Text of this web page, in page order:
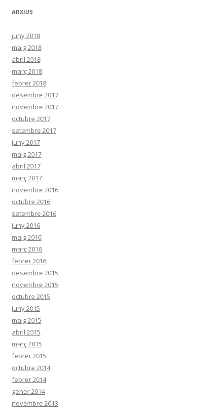
ARXIUS
juny 2018
maig 2018
abril 2018
març 2018
febrer 2018
desembre 2017
novembre 2017
octubre 2017
setembre 2017
juny 2017
maig 2017
abril 2017
març 2017
novembre 2016
octubre 2016
setembre 2016
juny 2016
maig 2016
març 2016
febrer 2016
desembre 2015
novembre 2015
octubre 2015
juny 2015
maig 2015
abril 2015
març 2015
febrer 2015
octubre 2014
febrer 2014
gener 2014
novembre 2013